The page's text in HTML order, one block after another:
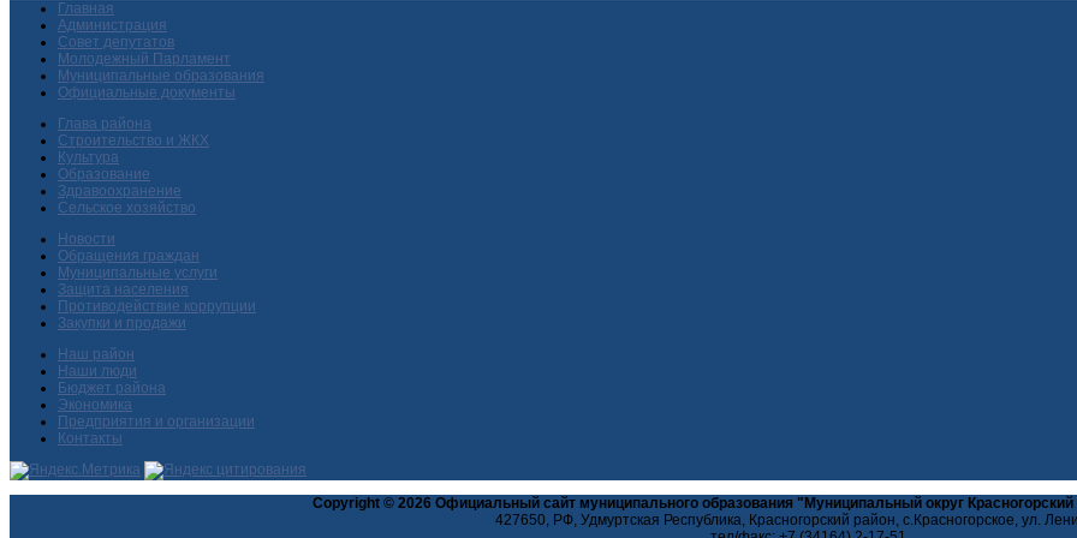
Главная
Администрация
Совет депутатов
Молодежный Парламент
Муниципальные образования
Официальные документы
Глава района
Строительство и ЖКХ
Культура
Образование
Здравоохранение
Сельское хозяйство
Новости
Обращения граждан
Муниципальные услуги
Защита населения
Противодействие коррупции
Закупки и продажи
Наш район
Наши люди
Бюджет района
Экономика
Предприятия и организации
Контакты
Copyright © 2026 Официальный сайт муниципального образования "Муниципальный округ
427650, РФ, Удмуртская Республика, Красногорский район, с.Красногорское, ул.